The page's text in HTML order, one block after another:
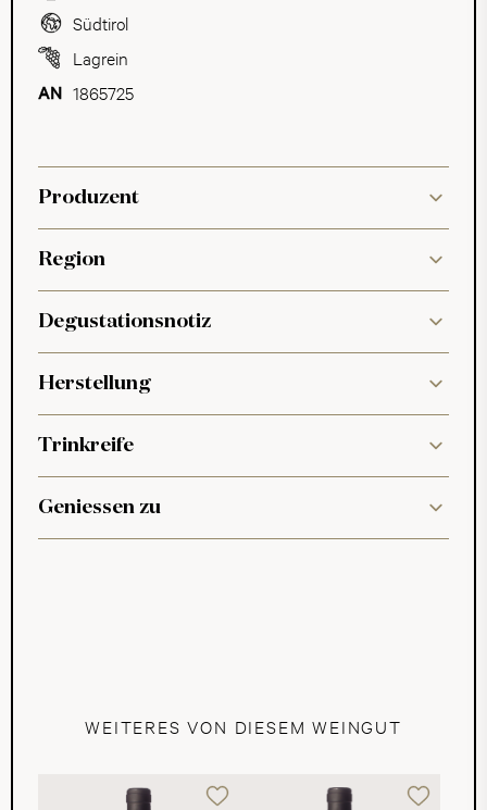
Südtirol
Lagrein
1865725
Produzent
Region
Degustationsnotiz
Herstellung
Trinkreife
Geniessen zu
WEITERES VON DIESEM WEINGUT